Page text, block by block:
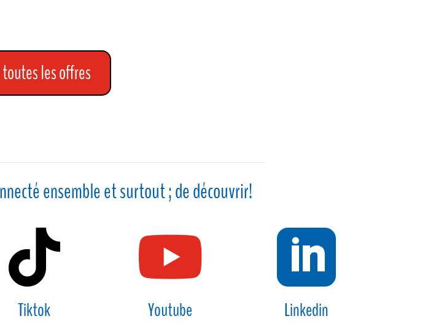
les offres
ensemble et surtout ; de découvrir!

Tiktok

Youtube

Linkedin